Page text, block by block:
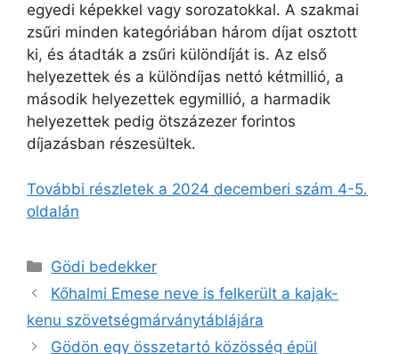
egyedi képekkel vagy sorozatokkal. A szakmai
zsűri minden kategóriában három díjat osztott
ki, és átadták a zsűri különdíját is. Az első
helyezettek és a különdíjas nettó kétmillió, a
második helyezettek egymillió, a harmadik
helyezettek pedig ötszázezer forintos
díjazásban részesültek.
További részletek a 2024 decemberi szám 4-5.
oldalán
Kategória
Gödi bedekker
Kőhalmi Emese neve is felkerült a kajak-
kenu szövetségmárványtáblájára
Gödön egy összetartó közösség épül